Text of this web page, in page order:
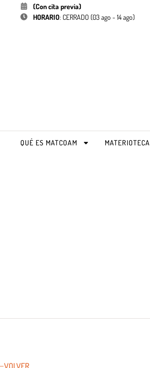
(Con cita previa)
HORARIO: CERRADO (03 ago - 14 ago)
QUÉ ES MATCOAM MATERIOTECA
VOLVER